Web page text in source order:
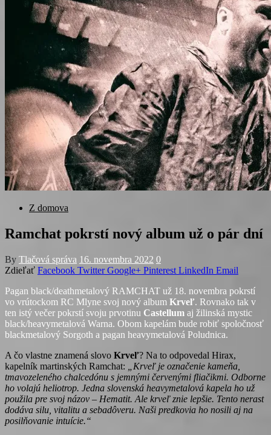
Z domova
Ramchat pokrstí nový album už o pár dní
By Tlačová správa 16. novembra 2022 0
Zdieľať Facebook Twitter Google+ Pinterest LinkedIn Email
Pagan black/deathmetalový RAMCHAT už 18. novembra pokrstí
vo vrútockom RC Mlyne svoj nový album Krveľ. Rovnako tak v
ten istý večer pokrstí svoju prvotinu Castellum aj žilinská mystic
black/heavymetalová Warna. Obom kapelám bude robiť spoločnosť
blackmetalový Sorgoth a pagan heavymetalová Poludnica.
A čo vlastne znamená slovo Krveľ? Na to odpovedal Hirax,
kapelník martinských Ramchat:
„Krveľ je označenie kameňa,
tmavozeleného chalcedónu s jemnými červenými fliačikmi. Odborne
ho volajú heliotrop. Jedna slovenská heavymetalová kapela ho už
použila pre svoj názov – Hematit. Ale krveľ znie lepšie. Tento nerast
dodáva silu, vitalitu a sebadôveru. Naši predkovia ho nosili aj na
posilňovanie intuície.“